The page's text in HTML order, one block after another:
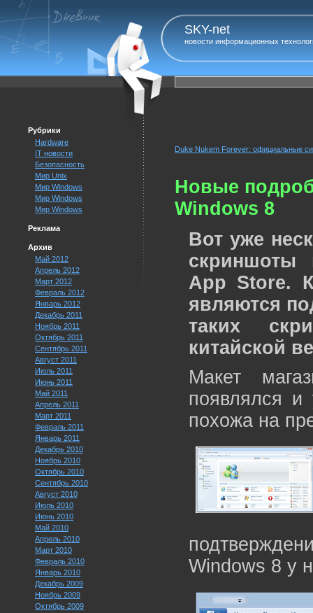
SKY-net
новости информационных
Рубрики
Hardware
IT новости
Безопасность
Мир Unix
Мир Windows
Мир Windows
Мир Windows
Реклама
Архив
Май 2012
Апрель 2012
Март 2012
Февраль 2012
Январь 2012
Декабрь 2011
Ноябрь 2011
Октябрь 2011
Сентябрь 2011
Август 2011
Июль 2011
Июнь 2011
Май 2011
Апрель 2011
Март 2011
Февраль 2011
Январь 2011
Декабрь 2010
Ноябрь 2010
Октябрь 2010
Сентябрь 2010
Август 2010
Июль 2010
Июнь 2010
Май 2010
Апрель 2010
Март 2010
Февраль 2010
Январь 2010
Декабрь 2009
Ноябрь 2009
Октябрь 2009
Duke Nukem Forever: официальные
Новые
Windows 8
Вот уже
скриншоты
App Store.
являются
таких
китайской
Макет
появлялся и
похожа на
Windows 8 у